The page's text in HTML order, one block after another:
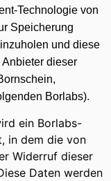
Technologie von
Speicherung
und diese
dieser
Borlabs).
ein Borlabs-
in dem die von
Widerruf dieser
Daten werden